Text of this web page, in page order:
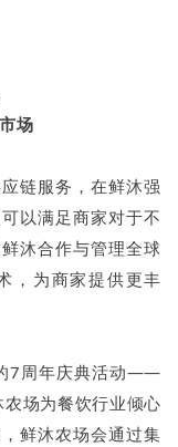
场
链服务，在鲜沐强
以满足商家对于不
沐合作与管理全球
，为商家提供更丰
7周年庆典活动——
场为餐饮行业倾心
鲜沐农场会通过集